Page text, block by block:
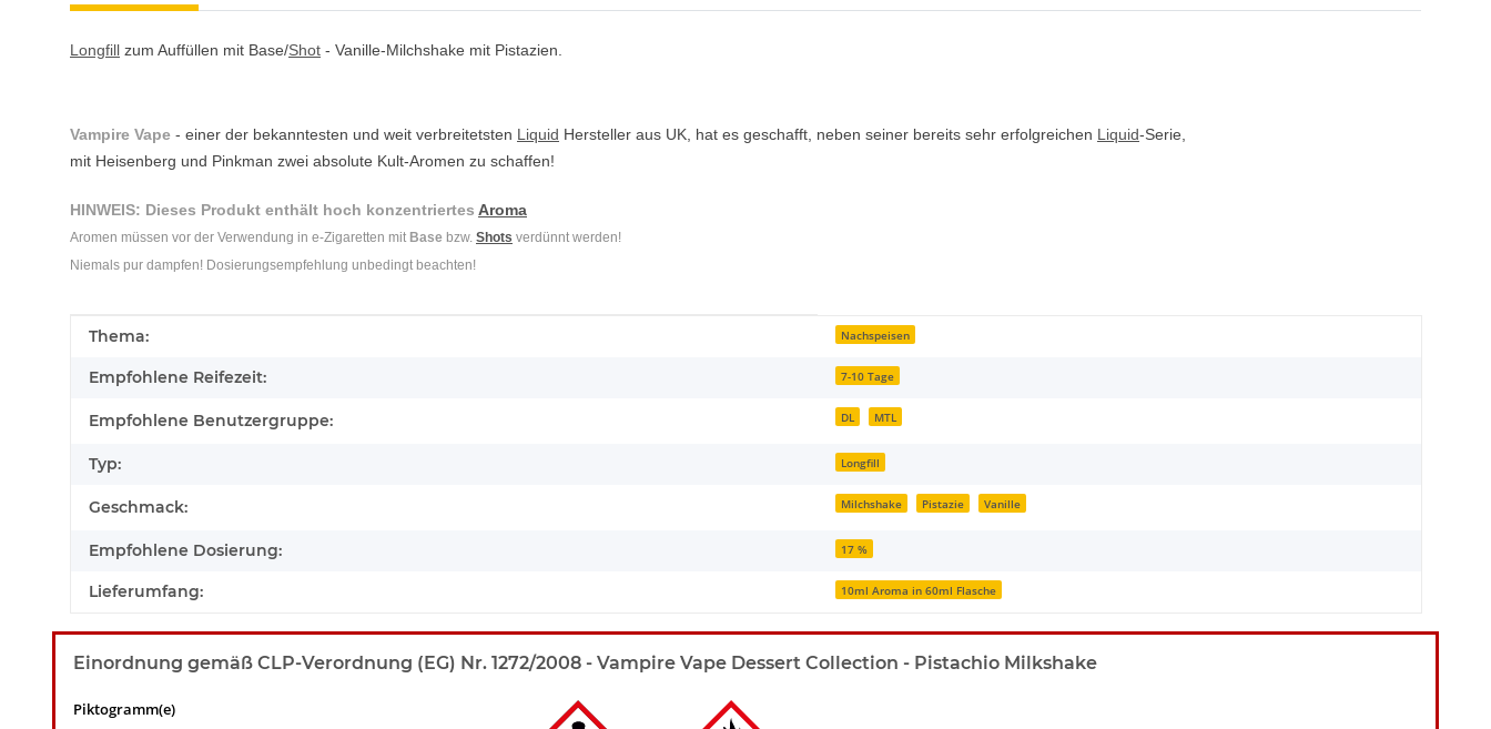
Longfill zum Auffüllen mit Base/Shot - Vanille-Milchshake mit Pistazien.
Vampire Vape - einer der bekanntesten und weit verbreitetsten Liquid Hersteller aus UK, hat es geschafft, neben seiner bereits sehr erfolgreichen Liquid-Serie,
mit Heisenberg und Pinkman zwei absolute Kult-Aromen zu schaffen!
HINWEIS: Dieses Produkt enthält hoch konzentriertes Aroma
Aromen müssen vor der Verwendung in e-Zigaretten mit Base bzw. Shots verdünnt werden!
Niemals pur dampfen! Dosierungsempfehlung unbedingt beachten!
Produkteigenschaft
Wert
Thema: Nachspeisen
Empfohlene Reifezeit: 7-10 Tage
Empfohlene Benutzergruppe: DL MTL
Typ: Longfill
Geschmack: Milchshake Pistazie Vanille
Empfohlene Dosierung: 17 %
Lieferumfang: 10ml Aroma in 60ml Flasche
Einordnung gemäß CLP-Verordnung (EG) Nr. 1272/2008 - Vampire Vape Dessert Collection - Pistachio Milkshake
Piktogramm(e)